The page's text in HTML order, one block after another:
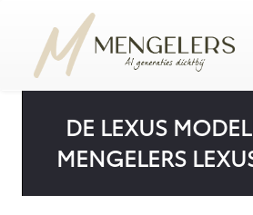
DE LEXUS
MENGELERS